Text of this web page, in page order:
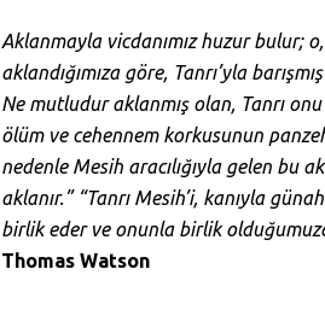
Aklanmayla vicdanımız huzur bulur;
aklandığımıza göre, Tanrı’yla
Ne mutludur aklanmış olan, Tanrı
ölüm ve cehennem korkusunun
nedenle Mesih aracılığıyla gelen bu
aklanır.” “Tanrı Mesih’i, kanıyla
birlik eder ve onunla birlik
Thomas Watson